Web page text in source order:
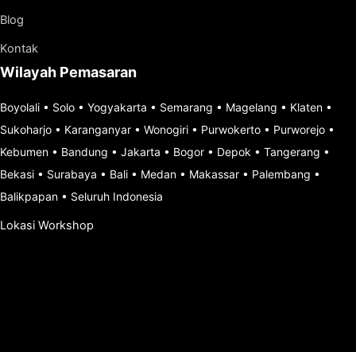
Blog
Kontak
Wilayah Pemasaran
Boyolali • Solo • Yogyakarta • Semarang • Magelang • Klaten •
Sukoharjo • Karanganyar • Wonogiri • Purwokerto • Purworejo •
Kebumen • Bandung • Jakarta • Bogor • Depok • Tangerang •
Bekasi • Surabaya • Bali • Medan • Makassar • Palembang •
Balikpapan • Seluruh Indonesia
Lokasi Workshop